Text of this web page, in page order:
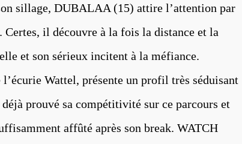
sillage, DUBALAA (15) attire l’attention par
il découvre à la fois la distance et la
et son sérieux incitent à la méfiance.
Wattel, présente un profil très séduisant
prouvé sa compétitivité sur ce parcours et
affûté après son break. WATCH